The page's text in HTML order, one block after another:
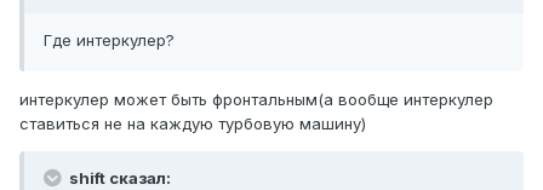
Где интеркулер?
интеркулер может быть фронтальным(а вообще интеркулер
ставиться не на каждую турбовую машину)
shift сказал: